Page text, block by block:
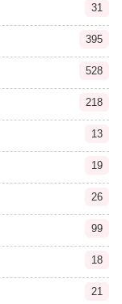
31
395
528
218
13
19
26
99
18
21